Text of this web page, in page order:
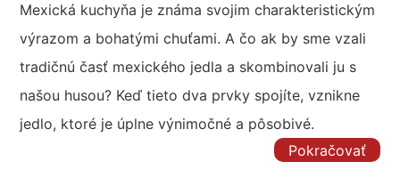
Mexická kuchyňa je známa svojim charakteristickým
výrazom a bohatými chuťami. A čo ak by sme vzali
tradičnú časť mexického jedla a skombinovali ju s
našou husou? Keď tieto dva prvky spojíte, vznikne
jedlo, ktoré je úplne výnimočné a pôsobivé.
Pokračovať